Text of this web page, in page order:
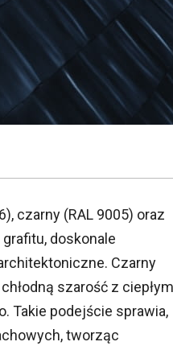
czarny (RAL 9005) oraz
doskonale
Czarny
szarość z ciepłym
Takie podejście sprawia,
tworząc